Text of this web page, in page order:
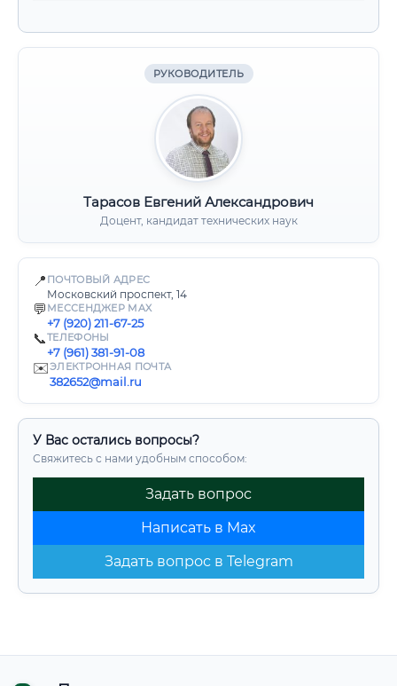
РУКОВОДИТЕЛЬ
Тарасов Евгений Александрович
Доцент, кандидат технических наук
📍 ПОЧТОВЫЙ АДРЕС
Московский проспект, 14
💬 МЕССЕНДЖЕР MAX
+7 (920) 211-67-25
📞ТЕЛЕФОНЫ
+7 (961) 381-91-08
✉️ЭЛЕКТРОННАЯ ПОЧТА
382652@mail.ru
У Вас остались вопросы?
Свяжитесь с нами удобным способом:
Задать вопрос
Написать в Max
Задать вопрос в Telegram